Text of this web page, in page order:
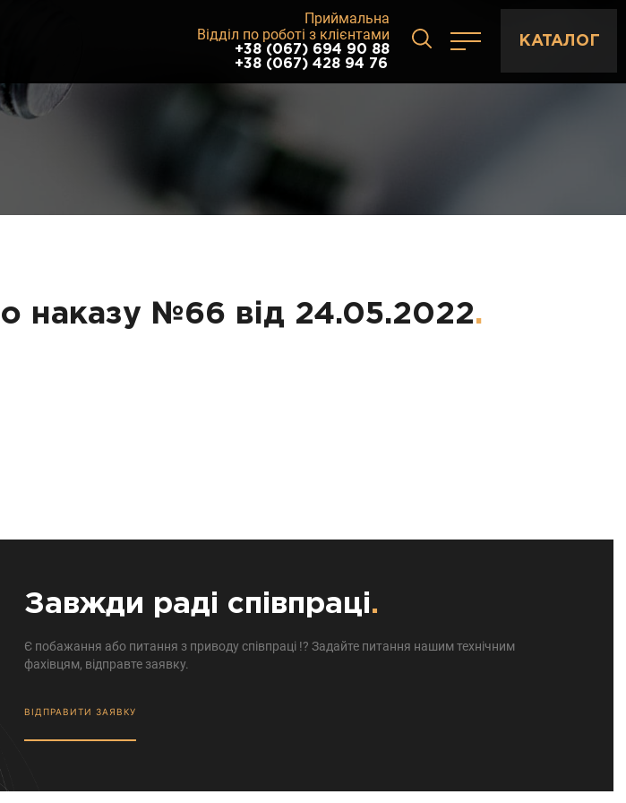
Приймальна
Відділ по роботі з клієнтами
+38 (067) 694 90 88
+38 (067) 428 94 76
КАТАЛОГ
наказу №66 від 24.05.2022.
Завжди раді співпраці.
Є побажання або питання з приводу співпраці !? Задайте питання нашим технічним
фахівцям, відправте заявку.
ВІДПРАВИТИ ЗАЯВКУ